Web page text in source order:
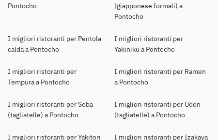
Pontocho
(giapponese formali) a
Pontocho
I migliori ristoranti per Pentola
calda a Pontocho
I migliori ristoranti per
Yakiniku a Pontocho
I migliori ristoranti per
Tempura a Pontocho
I migliori ristoranti per Ramen
a Pontocho
I migliori ristoranti per Soba
(tagliatelle) a Pontocho
I migliori ristoranti per Udon
(tagliatelle) a Pontocho
I migliori ristoranti per Yakitori I migliori ristoranti per Izakaya